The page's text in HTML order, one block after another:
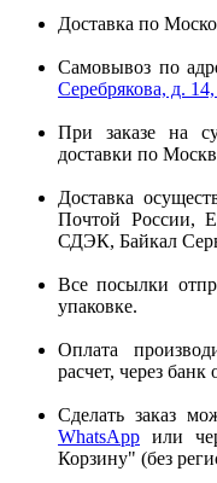
Доставка по
Самовывоз по
Серебрякова, д.
При заказе на
доставки по
Доставка
Почтой России,
СДЭК, Байкал
Все посылки
упаковке.
Оплата
расчет, через
Сделать заказ
WhatsApp или
Корзину" (без